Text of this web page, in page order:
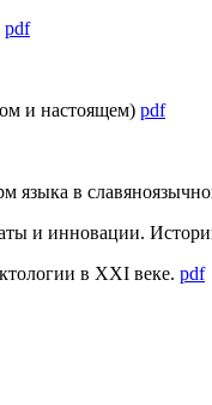
pdf
и настоящем) pdf
языка в
и инновации.
в XXI веке. pdf